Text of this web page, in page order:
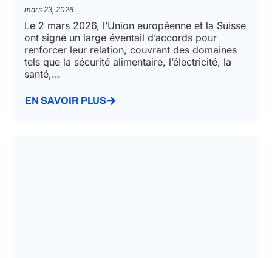
mars 23, 2026
Le 2 mars 2026, l’Union européenne et la Suisse
ont signé un large éventail d’accords pour
renforcer leur relation, couvrant des domaines
tels que la sécurité alimentaire, l’électricité, la
santé,...
EN SAVOIR PLUS